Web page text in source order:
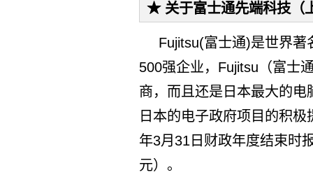
★ 关于富士通先端科技（
Fujitsu(富士通)是世界
500强企业，Fujitsu（富士
商，而且还是日本最大的
日本的电子政府项目的积
年3月31日财政年度结束时
元）。